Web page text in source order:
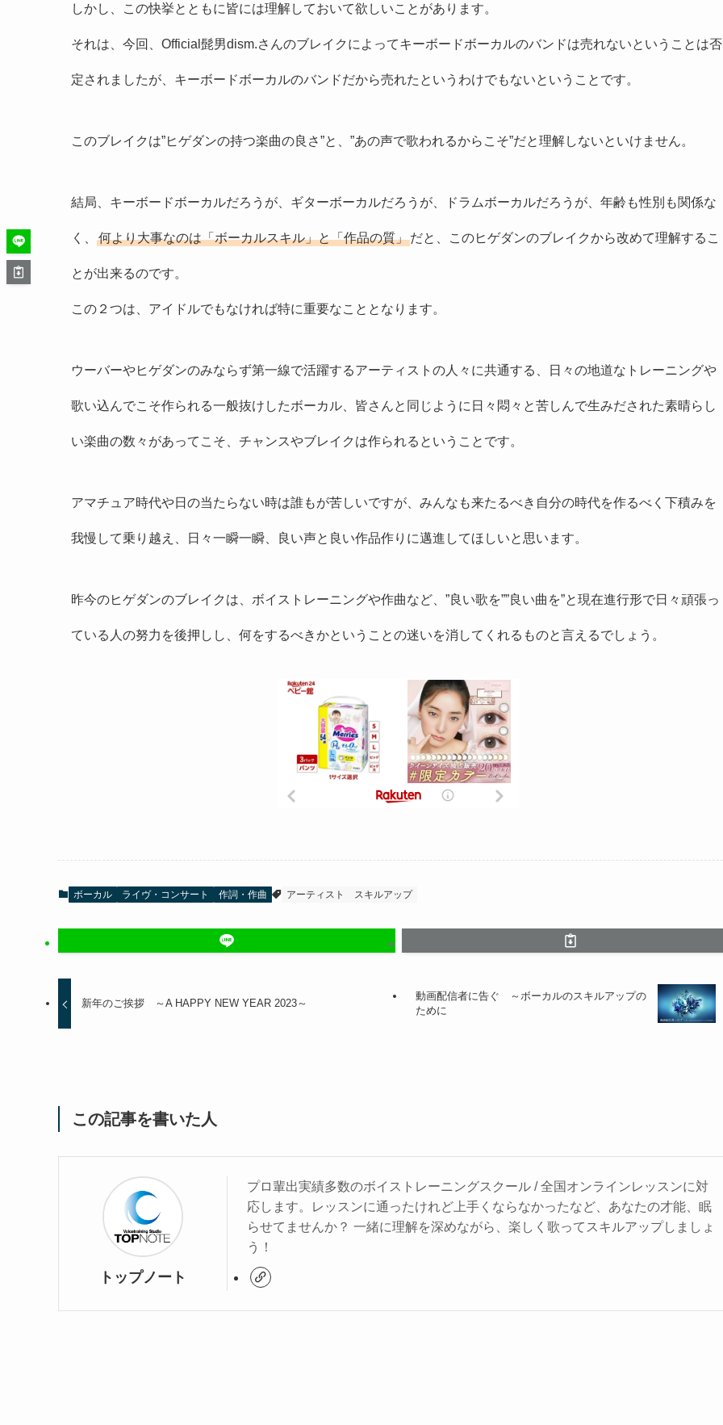
しかし、この快挙とともに皆には理解しておいて欲しいことがあります。
それは、今回、Official髭男dism.さんのブレイクによってキーボードボーカルのバンドは売れないということは否
定されましたが、キーボードボーカルのバンドだから売れたというわけでもないということです。
このブレイクは”ヒゲダンの持つ楽曲の良さ”と、”あの声で歌われるからこそ”だと理解しないといけません。
結局、キーボードボーカルだろうが、ギターボーカルだろうが、ドラムボーカルだろうが、年齢も性別も関係な
く、 何より大事なのは「ボーカルスキル」と「作品の質」だと、このヒゲダンのブレイクから改めて理解するこ
とが出来るのです。
この２つは、アイドルでもなければ特に重要なこととなります。
ウーバーやヒゲダンのみならず第一線で活躍するアーティストの人々に共通する、日々の地道なトレーニングや
歌い込んでこそ作られる一般抜けしたボーカル、皆さんと同じように日々悶々と苦しんで生みだされた素晴らし
い楽曲の数々があってこそ、チャンスやブレイクは作られるということです。
アマチュア時代や日の当たらない時は誰もが苦しいですが、みんなも来たるべき自分の時代を作るべく下積みを
我慢して乗り越え、日々一瞬一瞬、良い声と良い作品作りに邁進してほしいと思います。
昨今のヒゲダンのブレイクは、ボイストレーニングや作曲など、”良い歌を””良い曲を”と現在進行形で日々頑張っ
ている人の努力を後押しし、何をするべきかということの迷いを消してくれるものと言えるでしょう。
ボーカル ライヴ・コンサート 作詞・作曲 アーティスト スキルアップ
新年のご挨拶 ～A HAPPY NEW YEAR 2023～
動画配信者に告ぐ ～ボーカルのスキルアップの
ために
この記事を書いた人
トップノート
プロ輩出実績多数のボイストレーニングスクール / 全国オンラインレッスンに対
応します。レッスンに通ったけれど上手くならなかったなど、あなたの才能、眠
らせてませんか？ 一緒に理解を深めながら、楽しく歌ってスキルアップしましょ
う！